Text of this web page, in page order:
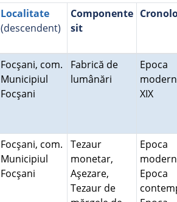
Localitate
(descendent)
Componente
sit
Focşani, com.
Municipiul
Focşani
Fabrică de
lumânări
Epoca
XIX
Focşani, com.
Municipiul
Focşani
Tezaur
monetar,
Aşezare,
Tezaur de
Epoca
Epoca